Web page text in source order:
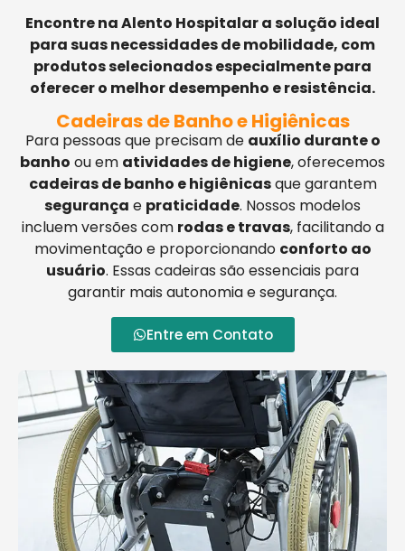
Encontre na Alento Hospitalar a solução ideal
para suas necessidades de mobilidade, com
produtos selecionados especialmente para
oferecer o melhor desempenho e resistência.
Cadeiras de Banho e Higiênicas
Para pessoas que precisam de auxílio durante o
banho ou em atividades de higiene, oferecemos
cadeiras de banho e higiênicasque garantem
segurança e praticidade. Nossos modelos
incluem versões com rodas e travas, facilitando a
movimentação e proporcionando conforto ao
usuário. Essas cadeiras são essenciais para
garantir mais autonomia e segurança.
Entre em Contato